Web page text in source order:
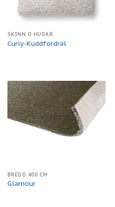
SKINN O HUDAR
Curly-Kuddfordral
BREDD 400 CM
Glamour